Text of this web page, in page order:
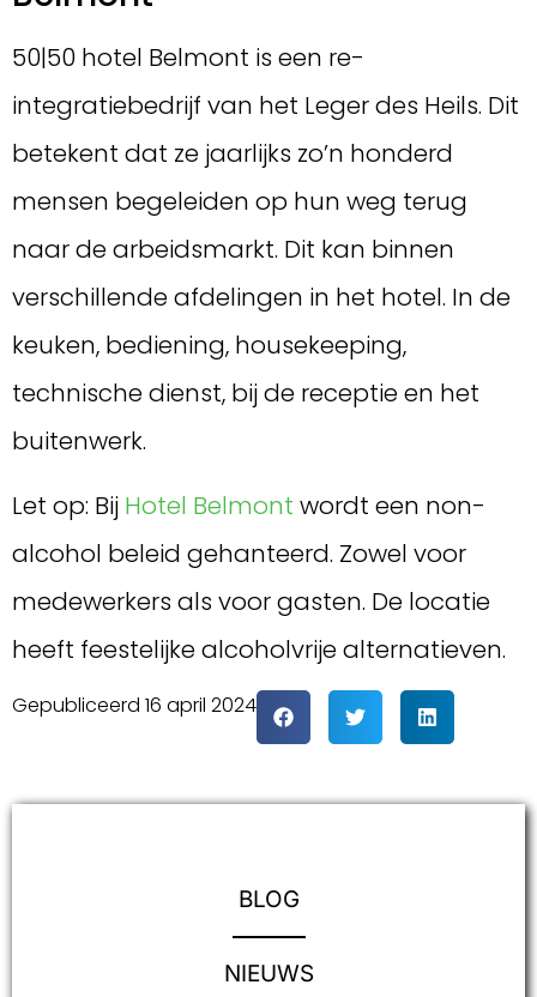
50|50 hotel Belmont is een re-
integratiebedrijf van het Leger des Heils. Dit
betekent dat ze jaarlijks zo’n honderd
mensen begeleiden op hun weg terug
naar de arbeidsmarkt. Dit kan binnen
verschillende afdelingen in het hotel. In de
keuken, bediening, housekeeping,
technische dienst, bij de receptie en het
buitenwerk.
Let op: Bij Hotel Belmont wordt een non-
alcohol beleid gehanteerd. Zowel voor
medewerkers als voor gasten. De locatie
heeft feestelijke alcoholvrije alternatieven.
Gepubliceerd 16 april 2024
BLOG
NIEUWS